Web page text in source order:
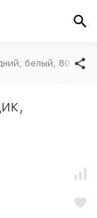
белый, 80x37